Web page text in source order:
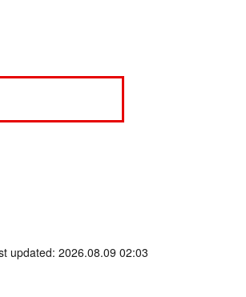
updated: 2026.08.09 02:03